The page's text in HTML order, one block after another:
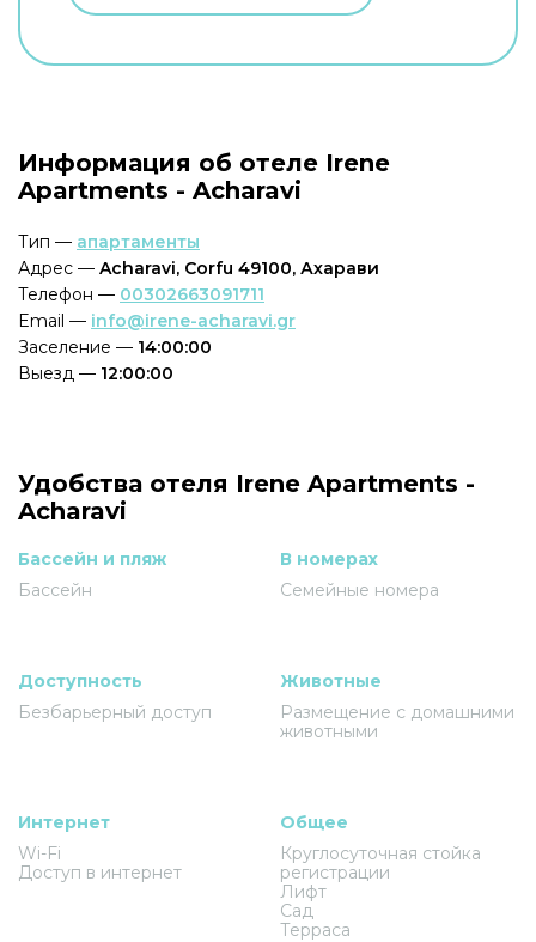
Информация об отеле Irene
Apartments - Acharavi
Тип — апартаменты
Адрес — Acharavi, Corfu 49100, Ахарави
Телефон — 00302663091711
Email — info@irene-acharavi.gr
Заселение — 14:00:00
Выезд — 12:00:00
Удобства отеля Irene Apartments -
Acharavi
Бассейн и пляж
Бассейн
В номерах
Семейные номера
Доступность
Безбарьерный доступ
Животные
Размещение с домашними
животными
Интернет
Wi-Fi
Доступ в интернет
Общее
Круглосуточная стойка
регистрации
Лифт
Сад
Терраса